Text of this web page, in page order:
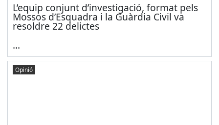
L’equip conjunt d’investigació, format pels
Mossos d’Esquadra i la Guàrdia Civil va
resoldre 22 delictes
...
Opinió